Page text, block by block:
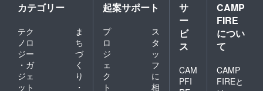
カテゴリー
テク
ノロ
ジー
・ガ
ジェ
ット
ま
ち
づ
く
り
・
起案サポート
プ
ロ
ジ
ェ
ク
ト
ス
タ
ッ
フ
に
相
サ
ー
ビ
ス
CAM
PFI
CAMP
FIRE
につい
て
CAMP
FIREと